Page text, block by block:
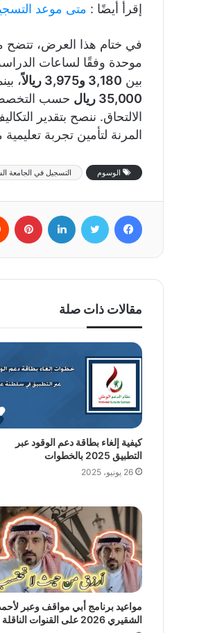
إقرأ أيضًا : متى موعد التسجيل
موحدة وفقًا لساعات
بين 3,180 و3,975 ريالاً ،
35,000 ريال
حسب التخصص.
الالتحاق. ننصح بتقدير
المرنة لتأمين تجربة
الوسوم التسجيل في الجامعة
مقالات ذات صلة
كيفية إلغاء بطاقة دعم الوقود عبر
التطبيق 2025 بالخطوات
26 يونيو، 2025
مواعيد برنامج أبي مواقف وعبر
الشقيري 2026 على القنوات الناقلة